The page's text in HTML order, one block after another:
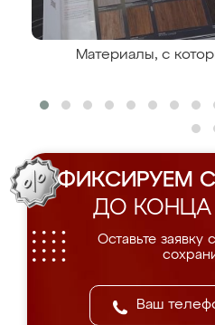
Материалы, с
ФИКСИРУЕМ
ДО КОНЦА
Оставьте заявку